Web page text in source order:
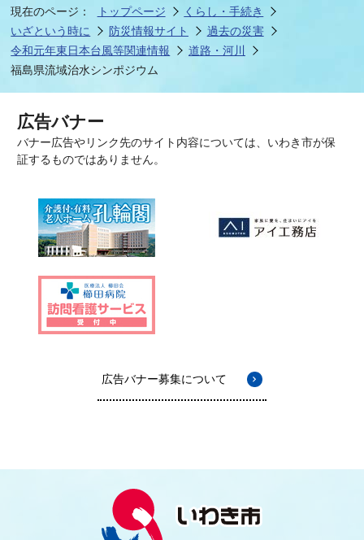
現在のページ： トップページ
くらし・手続き
いざという時に
防災情報サイト
過去の災害
令和元年東日本台風等関連情報
道路・河川
福島県流域治水シンポジウム
広告バナー
バナー広告やリンク先のサイト内容については、いわき市が保
証するものではありません。
広告バナー募集について